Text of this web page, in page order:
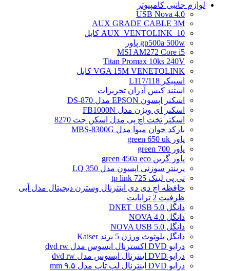
لوازم جانبی کامپیوتر
4.0 USB Nova
AUX GRADE CABLE 3M
AUX_VENTOLINK_10 کابل
gp500a 500w پاور
MSI AM272 Core i5
Titan Promax 10ks 240V
VGA 15M VENETOLINK کابل
اسپیکر L117/118
استند کیس آذران تحریرات
اسکنر اپسون EPSON مدل DS-870
اسکنر ای ویژن مدل FB1000N
اسکنر تخت اچ پی مدل اسکن جت 8270
بارکد خوان میوا مدل MBS-8300G
پاور green 650 uk
پاور green 700
پاور گرین green 450a eco
پرینتر سوزنی اپسون مدل LQ 350
تی پی لینک tp link 725
حافظه اچ دی دی اینترنال وسترن دیجیتال مدل آبی
ظرفیت 2 ترابایت
دانگل DNET_USB 5.0
دانگل NOVA 4.0
دانگل NOVA USB 5.0
دانگل بلوتوث ورژن 5 برند Kaiser
درایو DVD اکسترنال ایسوس مدل dvd rw
درایو DVD اینترنال ایسوس مدل dvd rw
درایو DVD اینترنال لپ تاپ مدل ۹.۵ mm